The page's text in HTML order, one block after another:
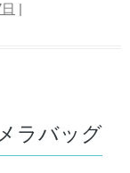
ラバッグ